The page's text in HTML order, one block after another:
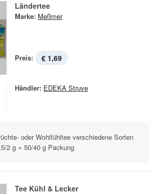
Ländertee
Marke: Meßmer
Preis: € 1,69
Händler: EDEKA Struve
oder Wohlfühltee verschiedene Sorten
2 g = 50/40 g Packung
Tee Kühl & Lecker